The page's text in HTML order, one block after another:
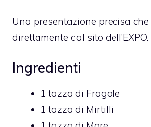
Una presentazione precisa
direttamente dal sito dell’EXPO.
Ingredienti
1 tazza di Fragole
1 tazza di Mirtilli